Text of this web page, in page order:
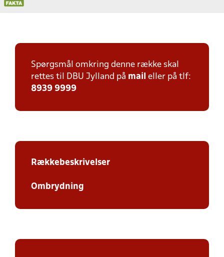
Spørgsmål omkring denne række skal
rettes til DBU Jylland på mail eller på tlf:
8939 9999
Rækkebeskrivelser
Ombrydning